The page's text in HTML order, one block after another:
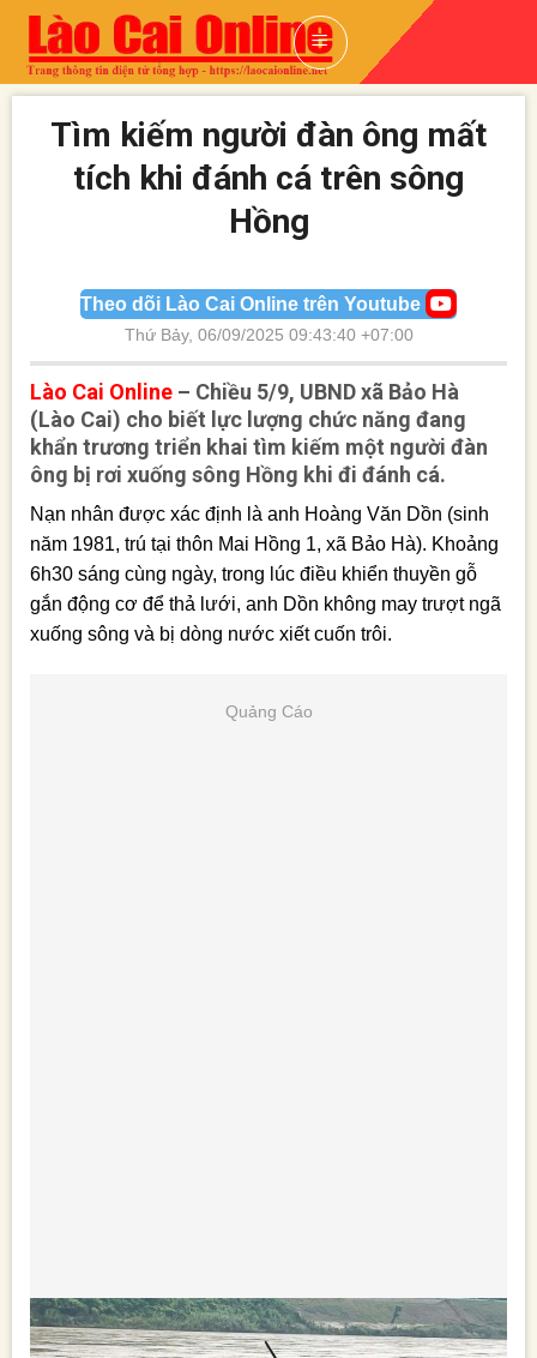
Skip
content
Tìm kiếm người đàn ông mất
tích khi đánh cá trên sông
Hồng
Theo dõi Lào Cai Online trên Youtube
Thứ Bảy, 06/09/2025 09:43:40 +07:00
Lào Cai Online – Chiều 5/9, UBND xã Bảo Hà
(Lào Cai) cho biết lực lượng chức năng đang
khẩn trương triển khai tìm kiếm một người đàn
ông bị rơi xuống sông Hồng khi đi đánh cá.
Nạn nhân được xác định là anh Hoàng Văn Dồn (sinh
năm 1981, trú tại thôn Mai Hồng 1, xã Bảo Hà). Khoảng
6h30 sáng cùng ngày, trong lúc điều khiển thuyền gỗ
gắn động cơ để thả lưới, anh Dồn không may trượt ngã
xuống sông và bị dòng nước xiết cuốn trôi.
Quảng Cáo